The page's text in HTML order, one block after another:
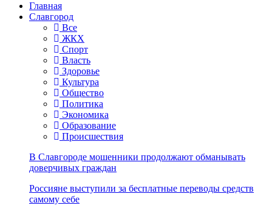
Главная
Славгород
Все
ЖКХ
Спорт
Власть
Здоровье
Культура
Общество
Политика
Экономика
Образование
Происшествия
В Славгороде мошенники продолжают обманывать
доверчивых граждан
Россияне выступили за бесплатные переводы средств
самому себе